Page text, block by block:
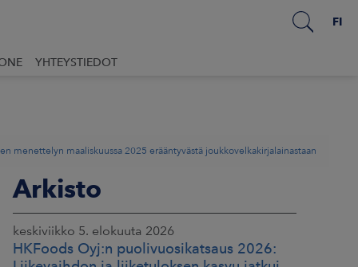
FI
YHTEYSTIEDOT
menettelyn maaliskuussa 2025 erääntyvästä joukkovelkakirjalainastaan
Arkisto
keskiviikko 5. elokuuta 2026
HKFoods Oyj:n puolivuosikatsaus 2026: